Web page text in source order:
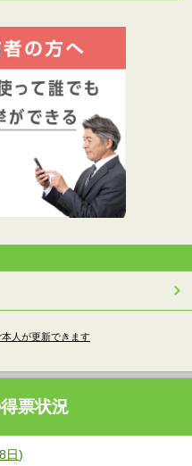
人が更新できます
票状況
日)